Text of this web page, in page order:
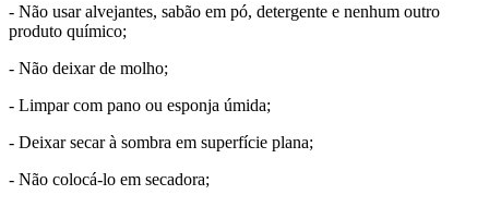
- Não usar alvejantes, sabão em pó, detergente e nenhum outro
produto químico;
- Não deixar de molho;
- Limpar com pano ou esponja úmida;
- Deixar secar à sombra em superfície plana;
- Não colocá-lo em secadora;